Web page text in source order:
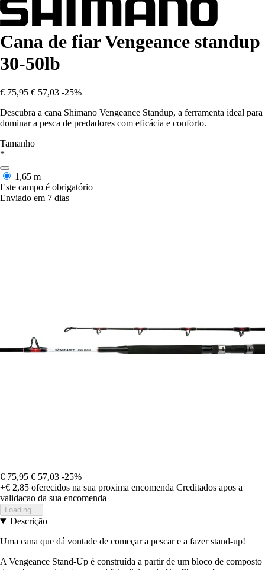
Cana de fiar Vengeance standup
30-50lb
€ 75,95 € 57,03 -25%
Descubra a cana Shimano Vengeance Standup, a ferramenta ideal para
dominar a pesca de predadores com eficácia e conforto.
Tamanho
*
1,65 m
Este campo é obrigatório
Enviado em 7 dias
€ 75,95 € 57,03 -25%
+€ 2,85 oferecidos na sua proxima encomenda Creditados apos a
validacao da sua encomenda
Loading...
Descrição
Uma cana que dá vontade de começar a pescar e a fazer stand-up!
A Vengeance Stand-Up é construída a partir de um bloco de composto